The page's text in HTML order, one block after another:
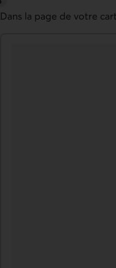
Dans la page de votre